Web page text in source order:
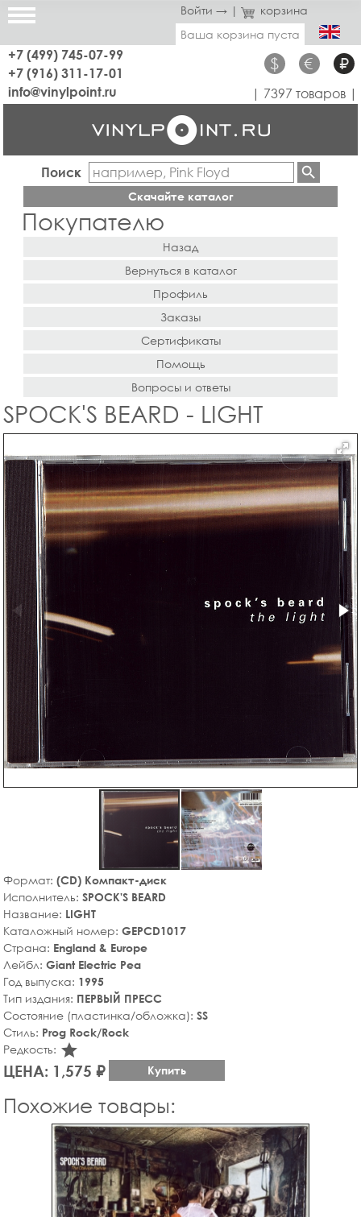
Войти → |
корзина
Ваша корзина пуста
+7 (499) 745-07-99
+7 (916) 311-17-01
$ € ₽
info@vinylpoint.ru | 7397 товаров |
Поиск
Скачайте каталог
Покупателю
Назад
Вернуться в каталог
Профиль
Заказы
Сертификаты
Помощь
Вопросы и ответы
SPOCK'S BEARD - LIGHT
Формат: (CD) Компакт-диск
Исполнитель: SPOCK'S BEARD
Название: LIGHT
Каталожный номер: GEPCD1017
Страна: England & Europe
Лейбл: Giant Electric Pea
Год выпуска: 1995
Тип издания: ПЕРВЫЙ ПРЕСС
Состояние (пластинка/обложка): SS
Стиль: Prog Rock/Rock
Редкость: star_rate
ЦЕНА: 1,575 ₽ Купить
Похожие товары: